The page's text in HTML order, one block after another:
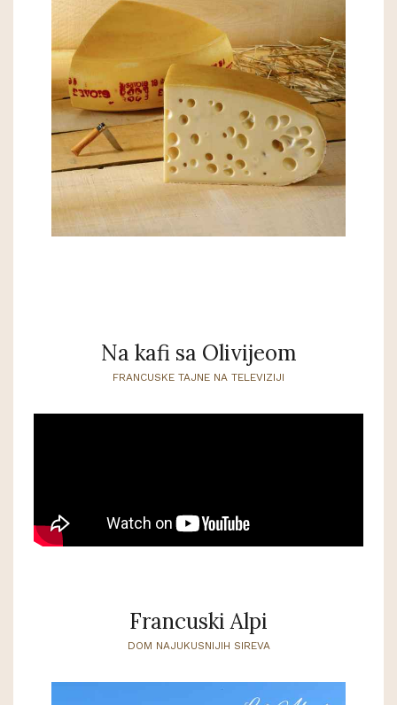
Na kafi sa Olivijeom
FRANCUSKE TAJNE NA TELEVIZIJI
Francuski Alpi
DOM NAJUKUSNIJIH SIREVA